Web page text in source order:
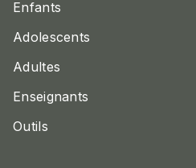
Enfants
Adolescents
Adultes
Enseignants
Outils